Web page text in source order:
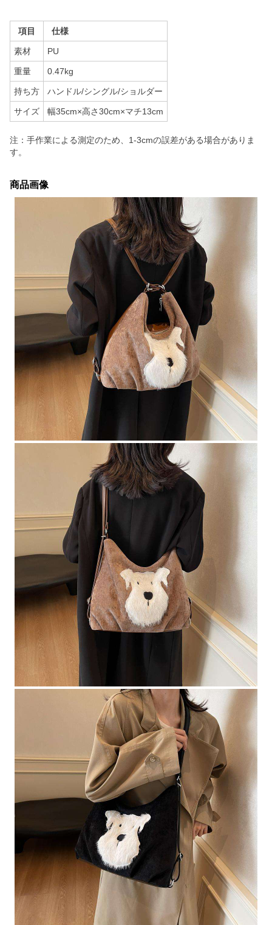
項目 仕様
素材 PU
重量 0.47kg
持ち方 ハンドル/シングル/ショルダー
サイズ 幅35cm×高さ30cm×マチ13cm
注：手作業による測定のため、1-3cmの誤差がある場合がありま
す。
商品画像